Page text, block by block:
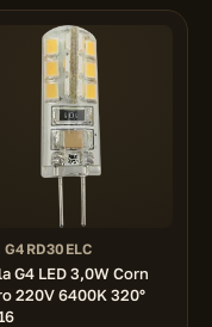
G4RD30ELC
G4 LED 3,0W Corn
220V 6400K 320°